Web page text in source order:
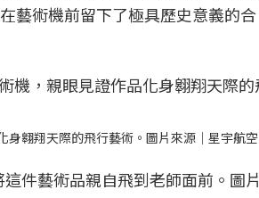
藝術機前留下了極具歷史意義的合
身翱翔天際的飛行藝術。圖片來源｜星宇航空